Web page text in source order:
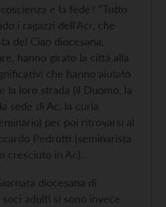
e la fede? “Tutto
i ragazzi dell'Acr, che
del Ciao diocesana,
hanno girato la città alla
che hanno aiutato
la loro strada (il Duomo, la
sede di Ac, la curia
per poi ritrovarsi al
Pedrotti (seminarista
cresciuto in Ac).
diocesana di
adulti si sono invece